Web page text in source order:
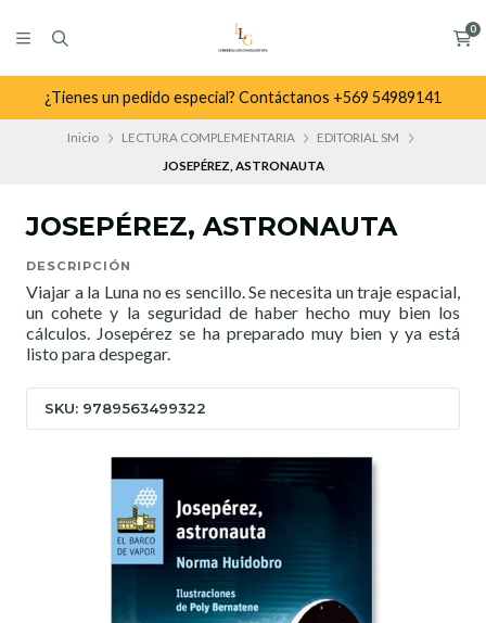
0
¿Tienes un pedido especial? Contáctanos +569 54989141
Inicio LECTURA COMPLEMENTARIA
EDITORIAL SM
JOSEPÉREZ, ASTRONAUTA
JOSEPÉREZ, ASTRONAUTA
DESCRIPCIÓN
Viajar a la Luna no es sencillo. Se necesita un traje espacial,
un cohete y la seguridad de haber hecho muy bien los
cálculos. Josepérez se ha preparado muy bien y ya está
listo para despegar.
SKU: 9789563499322